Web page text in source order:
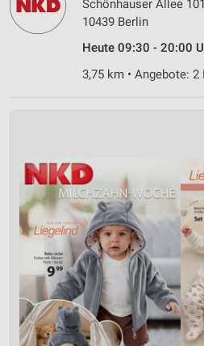
Schönhauser Allee 101
10439 Berlin
Heute 09:30 - 20:00
3,75 km • Angebote: